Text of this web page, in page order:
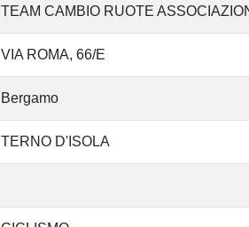
TEAM CAMBIO RUOTE
VIA ROMA, 66/E
Bergamo
TERNO D'ISOLA